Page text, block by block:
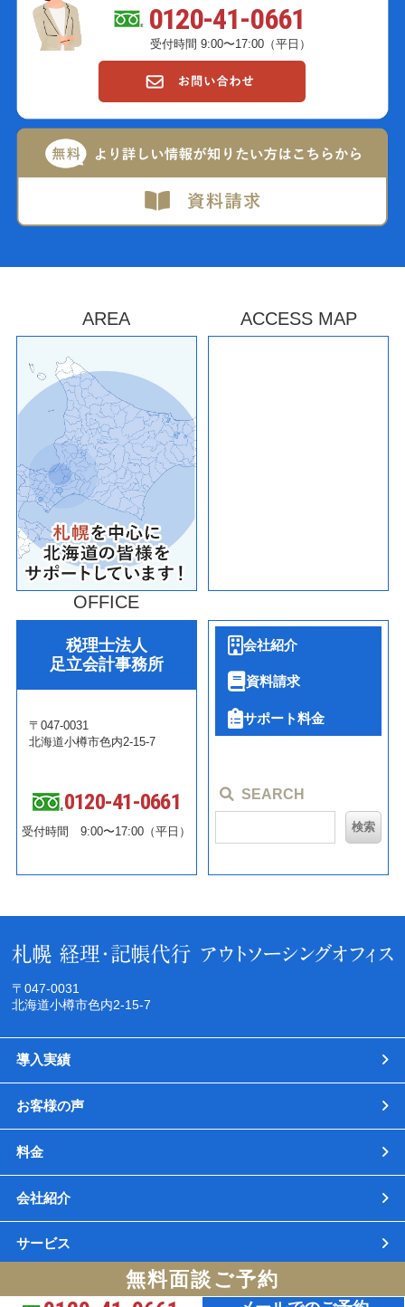
0120-41-0661
受付時間 9:00〜17:00（平日）
AREA ACCESS MAP
OFFICE
税理士法人
足立会計事務所
〒047-0031
北海道小樽市色内2-15-7
0120-41-0661
受付時間 9:00〜17:00（平日）
会社紹介
資料請求
サポート料金
SEARCH
〒047-0031
北海道小樽市色内2-15-7
導入実績
お客様の声
料金
会社紹介
サービス
無料面談ご予約